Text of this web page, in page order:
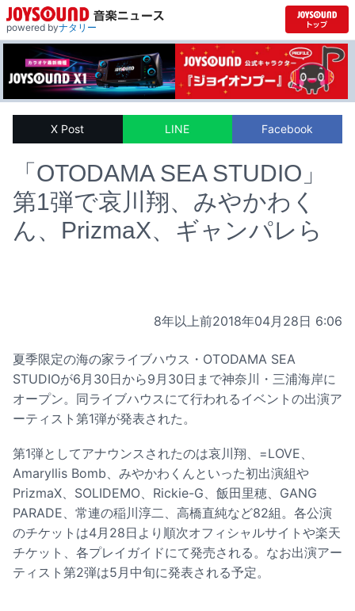
powered byナタリー
X Post LINE Facebook
「OTODAMA SEA STUDIO」
第1弾で哀川翔、みやかわく
ん、PrizmaX、ギャンパレら
8年以上前2018年04月28日 6:06
夏季限定の海の家ライブハウス・OTODAMA SEA
STUDIOが6月30日から9月30日まで神奈川・三浦海岸に
オープン。同ライブハウスにて行われるイベントの出演ア
ーティスト第1弾が発表された。
第1弾としてアナウンスされたのは哀川翔、=LOVE、
Amaryllis Bomb、みやかわくんといった初出演組や
PrizmaX、SOLIDEMO、Rickie-G、飯田里穂、GANG
PARADE、常連の稲川淳二、高橋直純など82組。各公演
のチケットは4月28日より順次オフィシャルサイトや楽天
チケット、各プレイガイドにて発売される。なお出演アー
ティスト第2弾は5月中旬に発表される予定。